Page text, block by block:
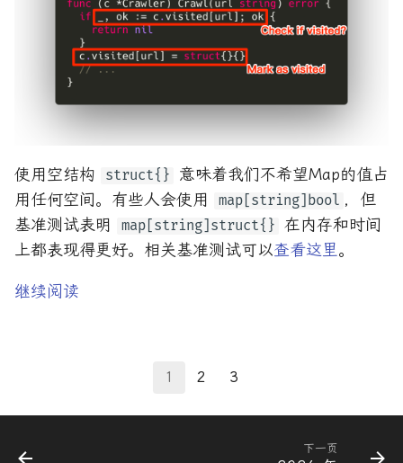
使用空结构 struct{}
意味着我们不希望Map的值占
用任何空间。有些人会使用
map[string]bool ，但
基准测试表明
map[string]struct{} 在内存和时间
上都表现得更好。相关基准测试可以查看这里。
继续阅读
1 2 3
下一页